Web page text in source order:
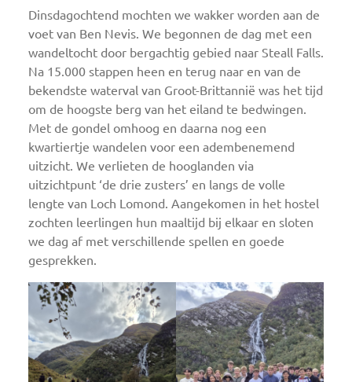
Dinsdagochtend mochten we wakker worden aan de
voet van Ben Nevis. We begonnen de dag met een
wandeltocht door bergachtig gebied naar Steall Falls.
Na 15.000 stappen heen en terug naar en van de
bekendste waterval van Groot-Brittannië was het tijd
om de hoogste berg van het eiland te bedwingen.
Met de gondel omhoog en daarna nog een
kwartiertje wandelen voor een adembenemend
uitzicht. We verlieten de hooglanden via
uitzichtpunt ‘de drie zusters’ en langs de volle
lengte van Loch Lomond. Aangekomen in het hostel
zochten leerlingen hun maaltijd bij elkaar en sloten
we dag af met verschillende spellen en goede
gesprekken.